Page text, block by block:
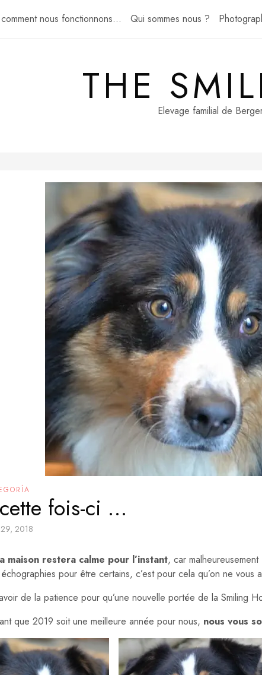
nous fonctionnons… Qui sommes nous ?
THEElevage familial de
fois-ci …
2018
maison restera calme pour l’instant, car malheureusement
pour être certains, c’est pour cela qu’on ne vous
de la patience pour qu’une nouvelle portée de la Smiling
que 2019 soit une meilleure année pour nous, nous vous